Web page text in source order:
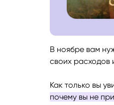
В ноябре вам
своих расходов
Как только вы
почему вы не